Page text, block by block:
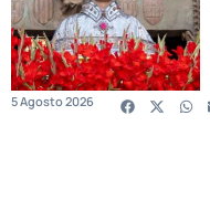
5 Agosto 2026